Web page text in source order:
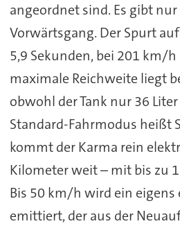
angeordnet sind. Es gibt
Vorwärtsgang. Der Spurt
5,9 Sekunden, bei 201 km/h
maximale Reichweite liegt
obwohl der Tank nur 36
Standard-Fahrmodus heißt
kommt der Karma rein
Kilometer weit – mit bis zu
Bis 50 km/h wird ein
emittiert, der aus der